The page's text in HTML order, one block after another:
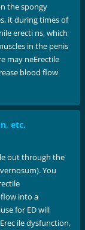
the spongy
it during times of
erecti ns, which
in the penis
may neErectile
blood flow
etc.
out through the
You
into a
for ED will
ile dysfunction,